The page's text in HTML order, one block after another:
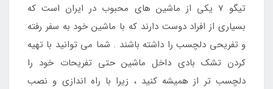
تیگو 7 یکی از ماشین های محبوب در ایران است که
بسیاری از افراد دوست دارند که با ماشین خود به سفر رفته
و تفریحی دلچسب را داشته باشند . شما می توانید با تهیه
کردن تشک بادی داخل ماشین حتی تفریحات خود را
دلچسب تر از همیشه کنید ، زیرا با راه اندازی و نصب